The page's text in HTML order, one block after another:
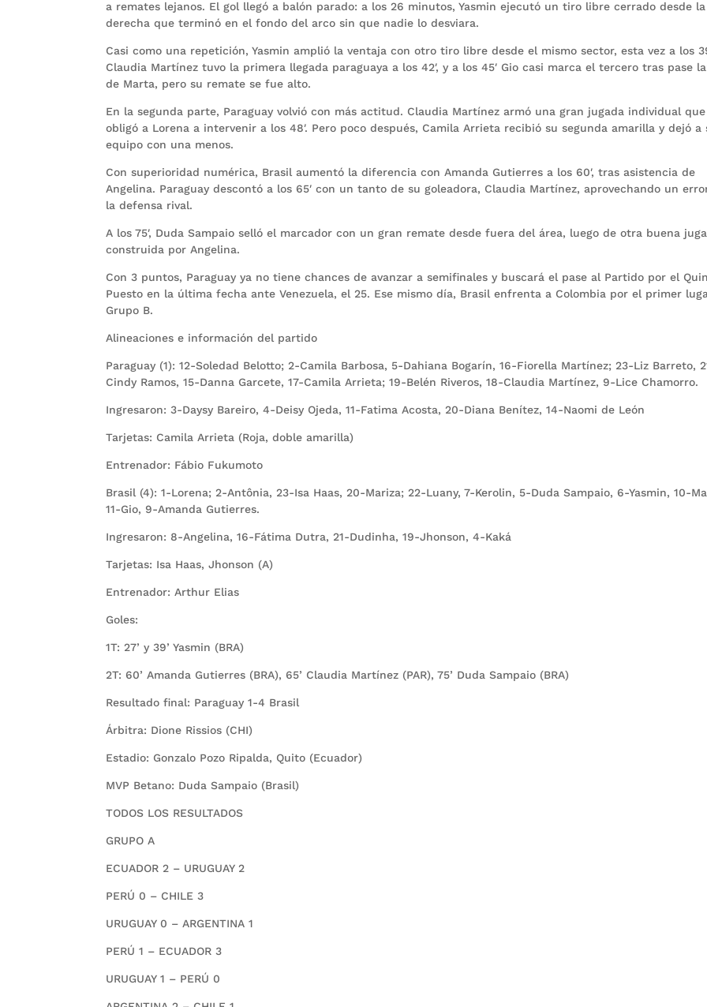
a remates lejanos. El gol llegó a balón parado: a los 26 minutos, Yasmin ejecutó un tiro libre cerrado desde la
derecha que terminó en el fondo del arco sin que nadie lo desviara.
Casi como una repetición, Yasmin amplió la ventaja con otro tiro libre desde el mismo sector, esta vez a los
Claudia Martínez tuvo la primera llegada paraguaya a los 42′, y a los 45′ Gio casi marca el tercero tras pase
de Marta, pero su remate se fue alto.
En la segunda parte, Paraguay volvió con más actitud. Claudia Martínez armó una gran jugada individual que
obligó a Lorena a intervenir a los 48′. Pero poco después, Camila Arrieta recibió su segunda amarilla y dejó a
equipo con una menos.
Con superioridad numérica, Brasil aumentó la diferencia con Amanda Gutierres a los 60′, tras asistencia de
Angelina. Paraguay descontó a los 65′ con un tanto de su goleadora, Claudia Martínez, aprovechando un
la defensa rival.
A los 75′, Duda Sampaio selló el marcador con un gran remate desde fuera del área, luego de otra buena
construida por Angelina.
Con 3 puntos, Paraguay ya no tiene chances de avanzar a semifinales y buscará el pase al Partido por el
Puesto en la última fecha ante Venezuela, el 25. Ese mismo día, Brasil enfrenta a Colombia por el primer
Grupo B.
Alineaciones e información del partido
Paraguay (1): 12-Soledad Belotto; 2-Camila Barbosa, 5-Dahiana Bogarín, 16-Fiorella Martínez; 23-Liz Barreto,
Cindy Ramos, 15-Danna Garcete, 17-Camila Arrieta; 19-Belén Riveros, 18-Claudia Martínez, 9-Lice Chamorro.
Ingresaron: 3-Daysy Bareiro, 4-Deisy Ojeda, 11-Fatima Acosta, 20-Diana Benítez, 14-Naomi de León
Tarjetas: Camila Arrieta (Roja, doble amarilla)
Entrenador: Fábio Fukumoto
Brasil (4): 1-Lorena; 2-Antônia, 23-Isa Haas, 20-Mariza; 22-Luany, 7-Kerolin, 5-Duda Sampaio, 6-Yasmin, 10-
11-Gio, 9-Amanda Gutierres.
Ingresaron: 8-Angelina, 16-Fátima Dutra, 21-Dudinha, 19-Jhonson, 4-Kaká
Tarjetas: Isa Haas, Jhonson (A)
Entrenador: Arthur Elias
Goles:
1T: 27’ y 39’ Yasmin (BRA)
2T: 60’ Amanda Gutierres (BRA), 65’ Claudia Martínez (PAR), 75’ Duda Sampaio (BRA)
Resultado final: Paraguay 1-4 Brasil
Árbitra: Dione Rissios (CHI)
Estadio: Gonzalo Pozo Ripalda, Quito (Ecuador)
MVP Betano: Duda Sampaio (Brasil)
TODOS LOS RESULTADOS
GRUPO A
ECUADOR 2 – URUGUAY 2
PERÚ 0 – CHILE 3
URUGUAY 0 – ARGENTINA 1
PERÚ 1 – ECUADOR 3
URUGUAY 1 – PERÚ 0